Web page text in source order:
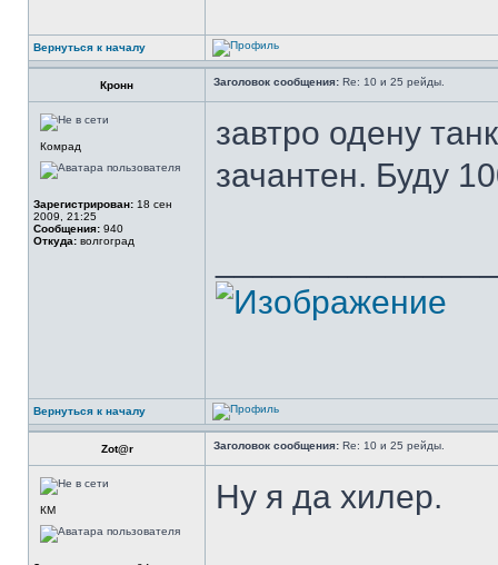
Вернуться к началу
Кронн Заголовок сообщения: Re: 10 и 25 рейды.
Комрад
Зарегистрирован: 18 сен
2009, 21:25
Сообщения: 940
Откуда: волгоград
завтро одену
зачантен. Буду
Вернуться к началу
Zot@r Заголовок сообщения: Re: 10 и 25 рейды.
КМ Ну я да хилер.